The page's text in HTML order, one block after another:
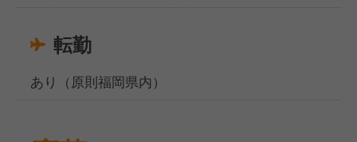
転勤
あり（原則福岡県内）